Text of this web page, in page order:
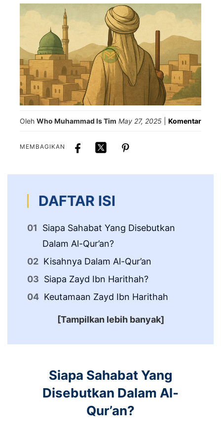
Oleh Who Muhammad Is Tim May 27, 2025 Komentar
MEMBAGIKAN
DAFTAR ISI
Siapa Sahabat Yang Disebutkan
Dalam Al-Qur’an?
Kisahnya Dalam Al-Qur’an
Siapa Zayd Ibn Harithah?
Keutamaan Zayd Ibn Harithah
[Tampilkan lebih banyak]
Siapa Sahabat Yang
Disebutkan Dalam Al-
Qur’an?